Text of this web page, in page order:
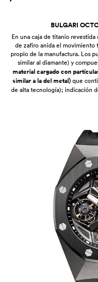
BULGARI
En una caja de titanio
de zafiro anida el movimiento
propio de la manufactura. Los
similar al diamante) y
material cargado con
similar a la del metal)que
de alta tecnología); indicación